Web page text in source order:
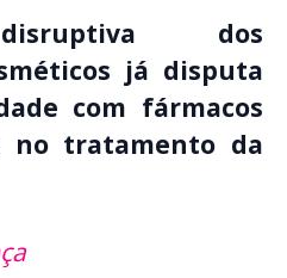
dos
já disputa
com fármacos
no tratamento da